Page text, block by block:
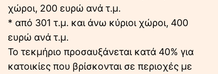
χώροι, 200 ευρώ ανά τ.μ.
* από 301 τ.μ. και άνω κύριοι χώροι, 400
ευρώ ανά τ.μ.
Το τεκμήριο προσαυξάνεται κατά 40% για
κατοικίες που βρίσκονται σε περιοχές με